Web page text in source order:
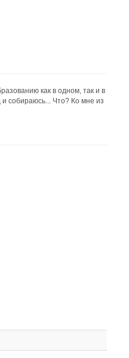
как в одном, так и в
и собираюсь... Что? Ко мне из